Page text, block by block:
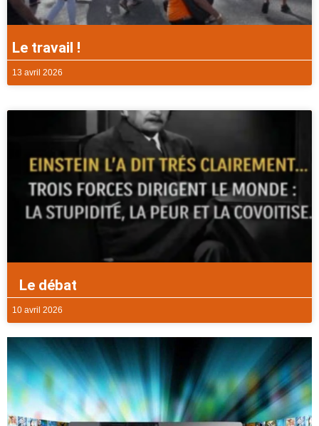
Le travail !
13 avril 2026
Le débat
10 avril 2026